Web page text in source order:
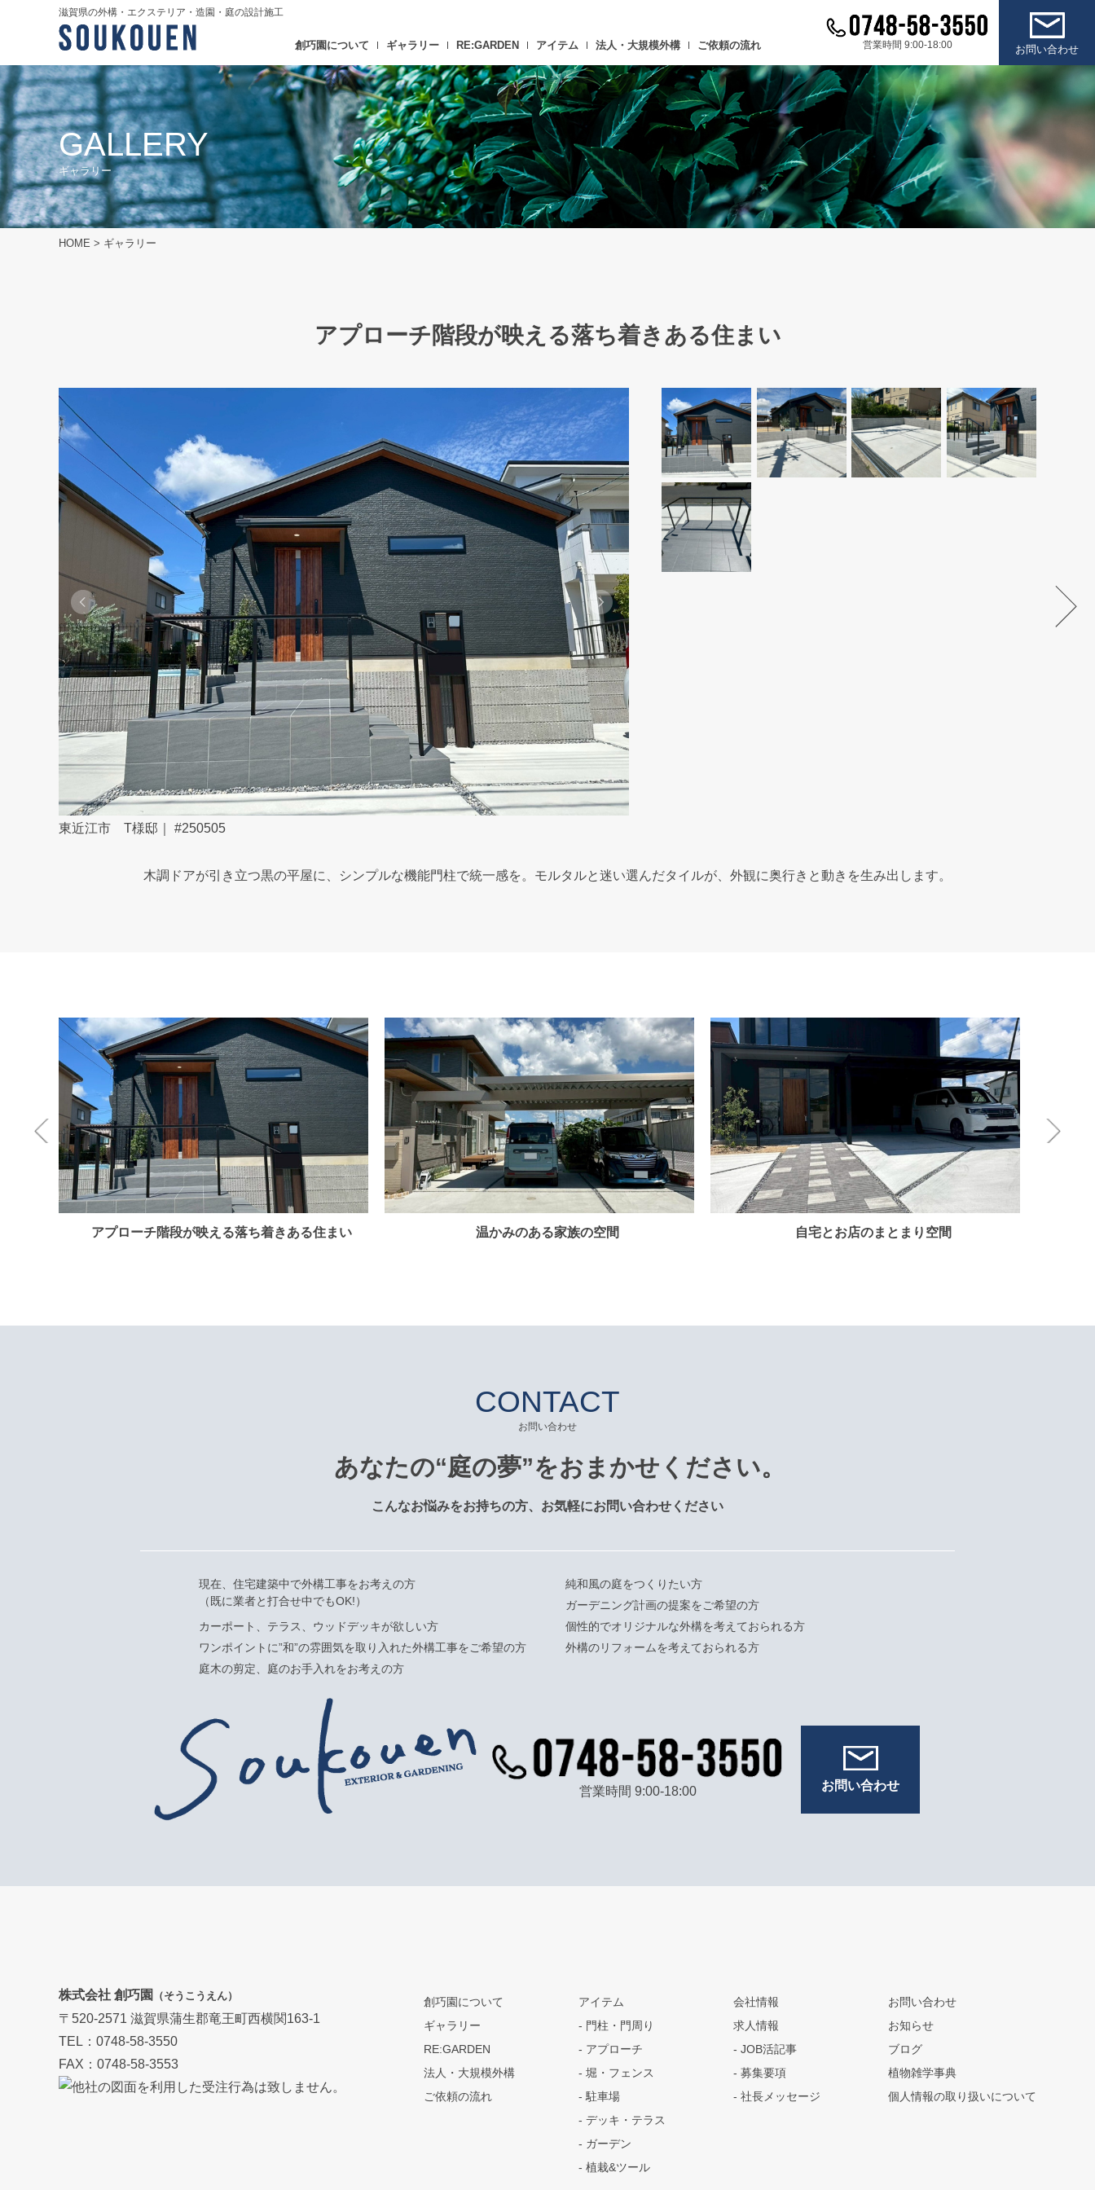
滋賀県の外構・エクステリア・造園・庭の設計施工
創巧園について ギャラリー RE:GARDEN アイテム 法人・大規模外構 ご依頼の流れ 営業時間 9:00-18:00 お問い合わせ
GALLERY
ギャラリー
HOME > ギャラリー
アプローチ階段が映える落ち着きある住まい
東近江市 T様邸｜ #250505
木調ドアが引き立つ黒の平屋に、シンプルな機能門柱で統一感を。モルタルと迷い選んだタイルが、外観に奥行きと動きを生み出します。
アプローチ階段が映える落ち着きある住まい 温かみのある家族の空間 自宅とお店のまとまり空間
CONTACT
お問い合わせ
あなたの“庭の夢”をおまかせください。
こんなお悩みをお持ちの方、お気軽にお問い合わせください
現在、住宅建築中で外構工事をお考えの方
（既に業者と打合せ中でもOK!）
純和風の庭をつくりたい方
ガーデニング計画の提案をご希望の方
カーポート、テラス、ウッドデッキが欲しい方
個性的でオリジナルな外構を考えておられる方
ワンポイントに”和”の雰囲気を取り入れた外構工事をご希望の方
外構のリフォームを考えておられる方
庭木の剪定、庭のお手入れをお考えの方
営業時間 9:00-18:00 お問い合わせ
株式会社 創巧園 （そうこうえん）
〒520-2571 滋賀県蒲生郡竜王町西横関163-1
TEL：0748-58-3550
FAX：0748-58-3553
創巧園について
ギャラリー
RE:GARDEN
法人・大規模外構
ご依頼の流れ
アイテム
門柱・門周り
アプローチ
堀・フェンス
駐車場
デッキ・テラス
ガーデン
植栽&ツール
会社情報
求人情報
JOB活記事
募集要項
社長メッセージ
お問い合わせ
お知らせ
ブログ
植物雑学事典
個人情報の取り扱いについて